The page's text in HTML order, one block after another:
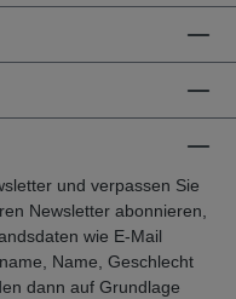
und verpassen Sie
Newsletter abonnieren,
wie E-Mail
Name, Geschlecht
dann auf Grundlage